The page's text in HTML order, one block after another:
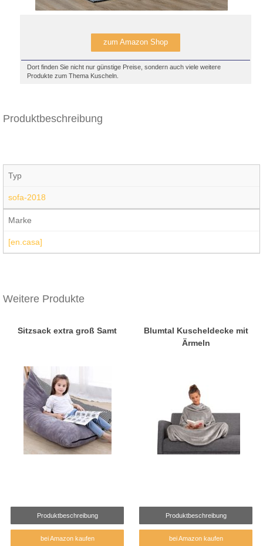
zum Amazon Shop
Dort finden Sie nicht nur günstige Preise, sondern auch viele weitere
Produkte zum Thema Kuscheln.
Produktbeschreibung
Typ
sofa-2018
Marke
[en.casa]
Weitere Produkte
Sitzsack extra groß Samt
Produktbeschreibung
bei Amazon kaufen
Blumtal Kuscheldecke mit
Ärmeln
Produktbeschreibung
bei Amazon kaufen